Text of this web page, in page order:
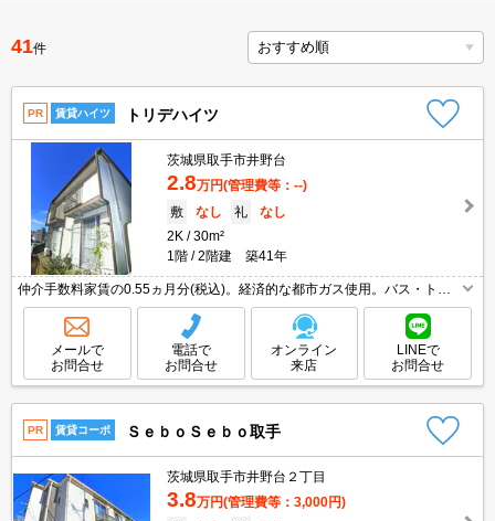
41件
PR 賃貸ハイツ トリデハイツ
茨城県取手市井野台
2.8万円(管理費等：--)
敷
なし 礼
なし
2K
30m²
1階
2階建 築41年
仲介手数料家賃の0.55ヵ月分(税込)。経済的な都市ガス使用。バス・トイ
レ別。全居室に収納スペースあり。室内に洗濯機置場あり。エアコン付
き。バルコニー。
メールで
お問合せ
電話で
お問合せ
オンライン
来店
LINEで
お問合せ
PR 賃貸コーポ ＳｅｂｏＳｅｂｏ取手
茨城県取手市井野台２丁目
3.8万円(管理費等：3,000円)